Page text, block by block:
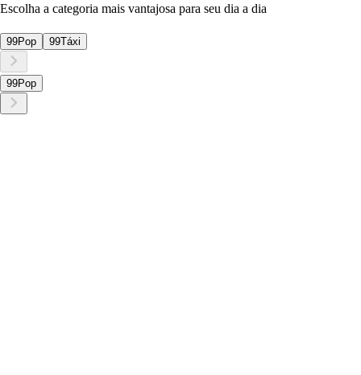
Escolha a categoria mais vantajosa para seu dia a dia
99Pop 99Táxi
99Pop